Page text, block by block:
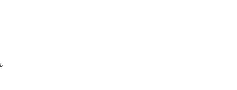
يحافظ على صلاحية الضمان في كثير من الحالات.